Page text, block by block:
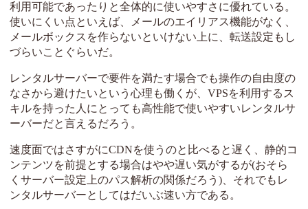
利用可能であったりと全体的に使いやすさに優れている。
使いにくい点といえば、メールのエイリアス機能がなく、
メールボックスを作らないといけない上に、転送設定もし
づらいことぐらいだ。
レンタルサーバーで要件を満たす場合でも操作の自由度の
なさから避けたいという心理も働くが、VPSを利用するス
キルを持った人にとっても高性能で使いやすいレンタルサ
ーバーだと言えるだろう。
速度面ではさすがにCDNを使うのと比べると遅く、静的コ
ンテンツを前提とする場合はやや遅い気がするが(おそら
くサーバー設定上のパス解析の関係だろう)、それでもレ
ンタルサーバーとしてはだいぶ速い方である。